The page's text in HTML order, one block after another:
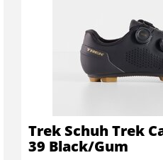
Trek Schuh Trek
39 Black/Gum